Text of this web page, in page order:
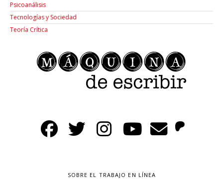
Psicoanálisis
Tecnologías y Sociedad
Teoría Crítica
SOBRE EL TRABAJO EN LÍNEA